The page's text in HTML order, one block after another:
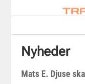
Nyheder
Mats E. Djuse